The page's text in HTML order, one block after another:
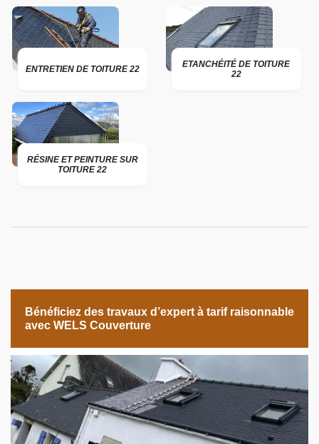
ENTRETIEN DE TOITURE 22
ETANCHÉITÉ DE TOITURE
22
RÉSINE ET PEINTURE SUR
TOITURE 22
Bénéficiez des travaux d’expert à tarif raisonnable
avec WELS Couverture